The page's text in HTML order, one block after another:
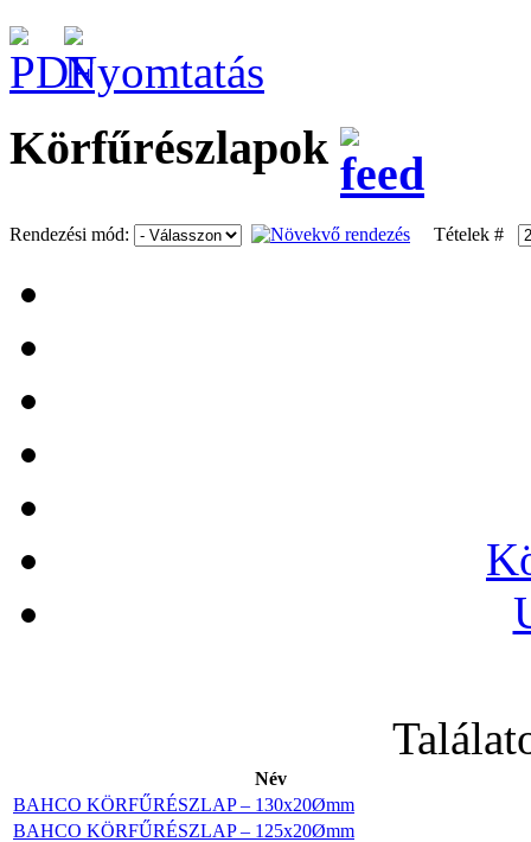
Körfűrészlapok
Rendezési mód: Tételek #
Név
BAHCO KÖRFŰRÉSZLAP – 130x20Ømm
BAHCO KÖRFŰRÉSZLAP – 125x20Ømm
Nagy
szerszámrendszerező,
PG-12
BAHCO Kés
(Narancssárga)